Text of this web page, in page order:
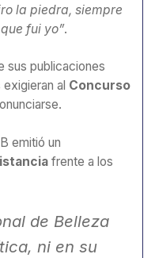
la piedra, siempre
fui yo”.
sus publicaciones
al Concurso
emitió un
frente a los
de Belleza
ni en su